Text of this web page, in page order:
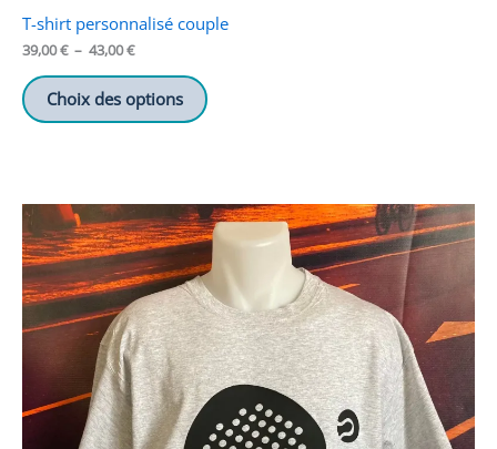
T-shirt personnalisé couple
39,00€ – 43,00€Plage
39,00 €
à
Choix des options